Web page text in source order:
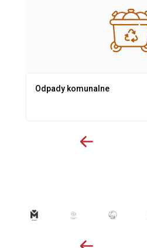
Odpady komunalne